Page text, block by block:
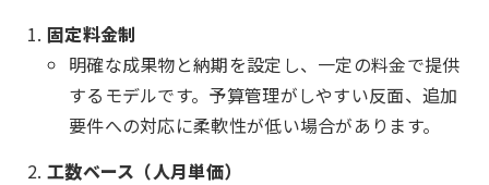
固定料金制
明確な成果物と納期を設定し、一定の料金で提供
するモデルです。予算管理がしやすい反面、追加
要件への対応に柔軟性が低い場合があります。
工数ベース（人月単価）